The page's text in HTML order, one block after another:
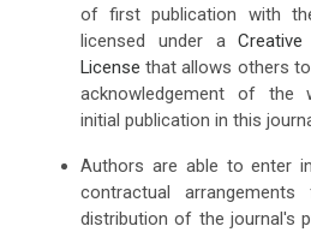
of first publication with
licensed under a
License that allows others
acknowledgement of the
initial publication in this
Authors are able to enter
contractual
distribution of the journal's